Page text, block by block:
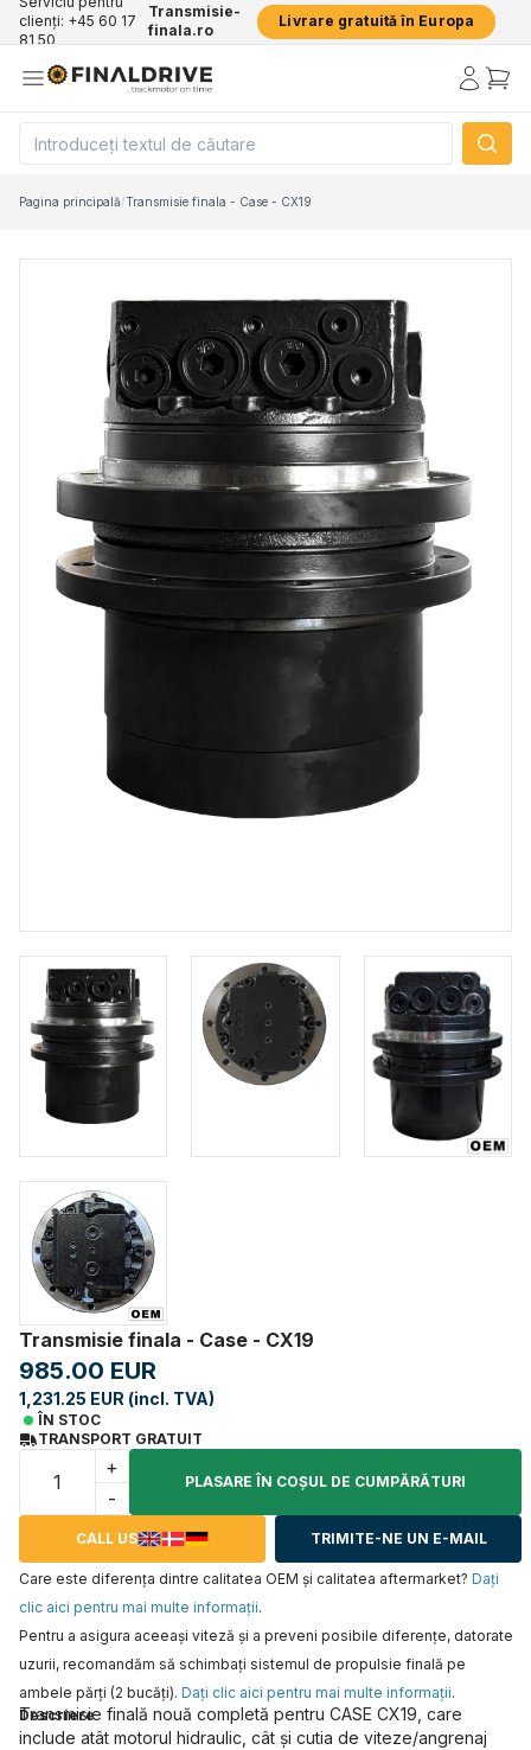
clienți: +45 60 17
81 50
Transmisie-
finala.ro
Livrare gratuită în Europa
Pagina principală/Transmisie finala - Case - CX19
Transmisie finala - Case - CX19
985.00 EUR
1,231.25 EUR (incl. TVA)
ÎN STOC
TRANSPORT GRATUIT
+
-
PLASARE ÎN COŞUL DE CUMPĂRĂTURI
CALL US TRIMITE-NE UN E-MAIL
Care este diferența dintre calitatea OEM și calitatea aftermarket? Daţi
clic aici pentru mai multe informaţii.
Pentru a asigura aceeaşi viteză şi a preveni posibile diferenţe, datorate
uzurii, recomandăm să schimbaţi sistemul de propulsie finală pe
ambele părţi (2 bucăţi). Daţi clic aici pentru mai multe informaţii.
Descriere
Transmisie finală nouă completă pentru CASE CX19, care
include atât motorul hidraulic, cât și cutia de viteze/angrenaj